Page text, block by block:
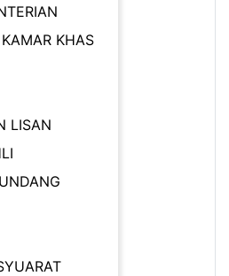
KHAS
LISAN